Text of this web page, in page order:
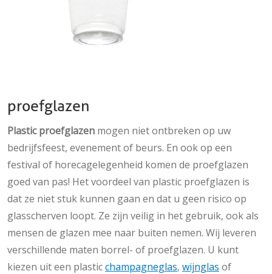
proefglazen
Plastic proefglazen mogen niet ontbreken op uw
bedrijfsfeest, evenement of beurs. En ook op een
festival of horecagelegenheid komen de proefglazen
goed van pas! Het voordeel van plastic proefglazen is
dat ze niet stuk kunnen gaan en dat u geen risico op
glasscherven loopt. Ze zijn veilig in het gebruik, ook als
mensen de glazen mee naar buiten nemen. Wij leveren
verschillende maten borrel- of proefglazen. U kunt
kiezen uit een plasticchampagneglas, wijnglas of